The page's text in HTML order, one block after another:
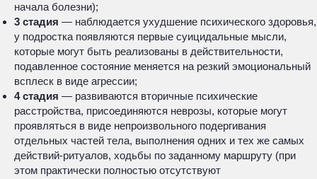
начала болезни);
3 стадия — наблюдается ухудшение психического здоровья,
у подростка появляются первые суицидальные мысли,
которые могут быть реализованы в действительности,
подавленное состояние меняется на резкий эмоциональный
всплеск в виде агрессии;
4 стадия — развиваются вторичные психические
расстройства, присоединяются неврозы, которые могут
проявляться в виде непроизвольного подергивания
отдельных частей тела, выполнения одних и тех же самых
действий-ритуалов, ходьбы по заданному маршруту (при
этом практически полностью отсутствуют